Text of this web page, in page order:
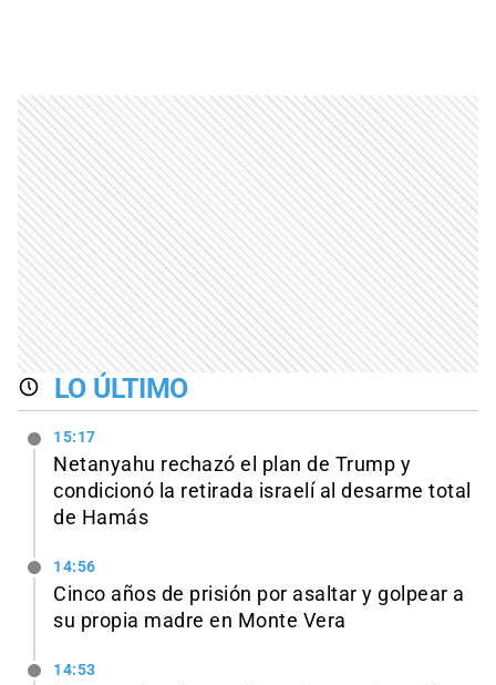
LO ÚLTIMO
15:17
Netanyahu rechazó el plan de Trump y
condicionó la retirada israelí al desarme total
de Hamás
14:56
Cinco años de prisión por asaltar y golpear a
su propia madre en Monte Vera
14:53